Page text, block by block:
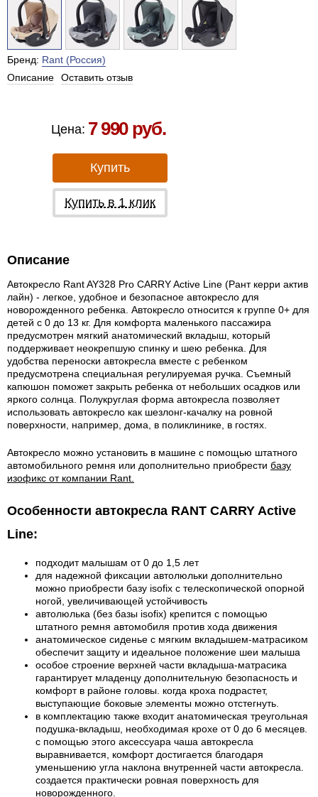
Бренд: Rant (Россия)
Описание
Оставить отзыв
Цена: 7 990 руб.
Купить
Купить в 1 клик
Описание
Автокресло Rant AY328 Pro CARRY Active Line (Рант керри актив
лайн) - легкое, удобное и безопасное автокресло для
новорожденного ребенка. Автокресло относится к группе 0+ для
детей с 0 до 13 кг. Для комфорта маленького пассажира
предусмотрен мягкий анатомический вкладыш, который
поддерживает неокрепшую спинку и шею ребенка. Для
удобства переноски автокресла вместе с ребенком
предусмотрена специальная регулируемая ручка. Съемный
капюшон поможет закрыть ребенка от небольших осадков или
яркого солнца. Полукруглая форма автокресла позволяет
использовать автокресло как шезлонг-качалку на ровной
поверхности, например, дома, в поликлинике, в гостях.
Автокресло можно установить в машине с помощью штатного
автомобильного ремня или дополнительно приобрести базу
изофикс от компании Rant.
Особенности автокресла RANT CARRY Active
Line:
подходит малышам от 0 до 1,5 лет
для надежной фиксации автолюльки дополнительно
можно приобрести базу isofix с телескопической опорной
ногой, увеличивающей устойчивость
автолюлька (без базы isofix) крепится с помощью
штатного ремня автомобиля против хода движения
анатомическое сиденье с мягким вкладышем-матрасиком
обеспечит защиту и идеальное положение шеи малыша
особое строение верхней части вкладыша-матрасика
гарантирует младенцу дополнительную безопасность и
комфорт в районе головы. когда кроха подрастет,
выступающие боковые элементы можно отстегнуть.
в комплектацию также входит анатомическая треугольная
подушка-вкладыш, необходимая крохе от 0 до 6 месяцев.
с помощью этого аксессуара чаша автокресла
выравнивается, комфорт достигается благодаря
уменьшению угла наклона внутренней части автокресла.
создается практически ровная поверхность для
новорожденного.